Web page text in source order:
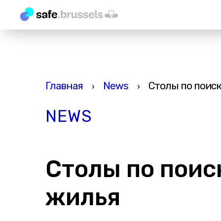
Главная › News › Столы по
NEWS
Столы по
жилья